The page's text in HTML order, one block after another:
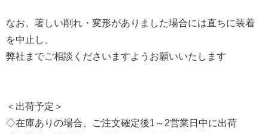
なお、著しい削れ・変形がありました場合には直ちに装着
を中止し、
弊社までご相談くださいますようお願いいたします
＜出荷予定＞
◇在庫ありの場合、ご注文確定後1～2営業日中に出荷